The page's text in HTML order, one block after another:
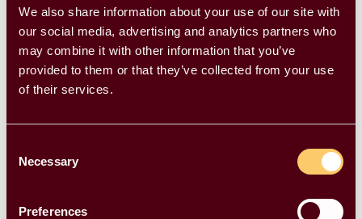
We also share information about your use of our site with
our social media, advertising and analytics partners who
may combine it with other information that you’ve
provided to them or that they’ve collected from your use
of their services.
Selection
Necessary
Preferences
Butik og handel
Har du brug for ekstra hjælp i butikken i
travle perioder?
Opgaver hvor tempo, overblik og
kundekontakt er vigtigt?
Vi hjælper med fleksibel støtte til praktiske
behov for ekstra hænder.